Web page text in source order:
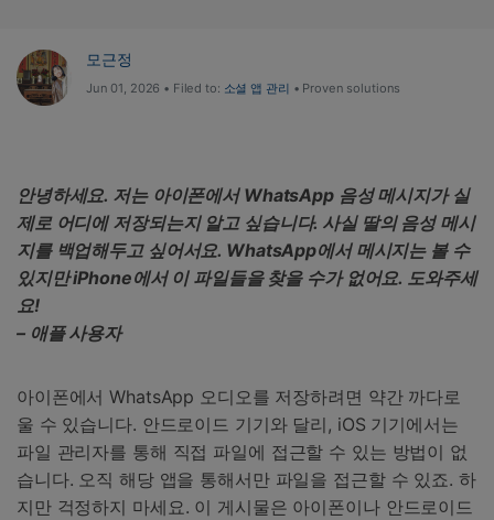
도움말 센터
온라인
사용 방법은 무엇입니까?
고객 지원 센터
리소스 허브
고객 지원
🔓️온라인 잠금 해제
무료 다운로드 로그인
검색하기
모근정
Jun 01, 2026 • Filed to: 소셜 앱 관리 • Proven solutions
안녕하세요. 저는 아이폰에서 WhatsApp 음성 메시지가 실
제로 어디에 저장되는지 알고 싶습니다. 사실 딸의 음성 메시
지를 백업해두고 싶어서요. WhatsApp에서 메시지는 볼 수
있지만 iPhone에서 이 파일들을 찾을 수가 없어요. 도와주세
요!
– 애플 사용자
아이폰에서 WhatsApp 오디오를 저장하려면 약간 까다로
울 수 있습니다. 안드로이드 기기와 달리, iOS 기기에서는
파일 관리자를 통해 직접 파일에 접근할 수 있는 방법이 없
습니다. 오직 해당 앱을 통해서만 파일을 접근할 수 있죠. 하
지만 걱정하지 마세요. 이 게시물은 아이폰이나 안드로이드